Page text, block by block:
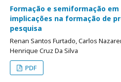
Formação e semiformação
implicações na formação de
pesquisa
Renan Santos Furtado, Carlos
Henrique Cruz Da Silva
PDF